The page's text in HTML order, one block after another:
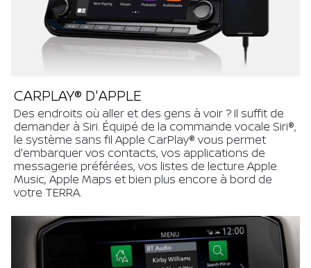
CARPLAY® D'APPLE
Des endroits où aller et des gens à voir ? Il suffit de
demander à Siri. Équipé de la commande vocale Siri®,
le système sans fil Apple CarPlay® vous permet
d'embarquer vos contacts, vos applications de
messagerie préférées, vos listes de lecture Apple
Music, Apple Maps et bien plus encore à bord de
votre TERRA.